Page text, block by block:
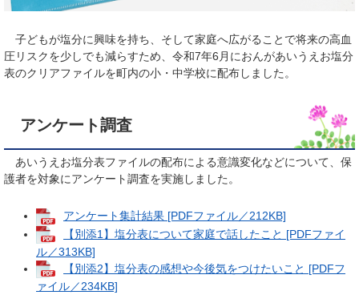
子どもが塩分に興味を持ち、そして家庭へ広がることで将来の高血
圧リスクを少しでも減らすため、令和7年6月におんがあいうえお塩分
表のクリアファイルを町内の小・中学校に配布しました。​
アンケート調査
あいうえお塩分表ファイルの配布による意識変化などについて、保
護者を対象にアンケート調査を実施しました。
アンケート集計結果 [PDFファイル／212KB]
【別添1】塩分表について家庭で話したこと [PDFファイ
ル／313KB]
【別添2】塩分表の感想や今後気をつけたいこと [PDFフ
ァイル／234KB]